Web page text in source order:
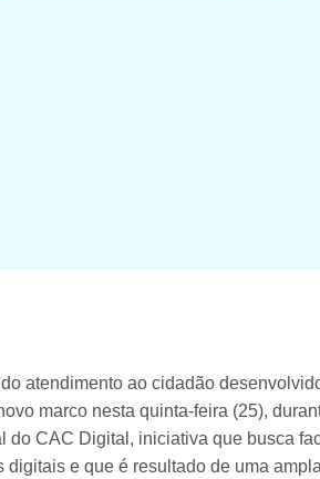
atendimento ao cidadão
marco nesta quinta-feira (25),
do CAC Digital, iniciativa que busca
e que é resultado de uma